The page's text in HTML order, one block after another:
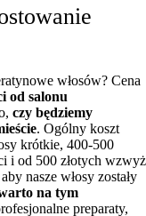
włosów? Cena
od salonu
czy będziemy
. Ogólny koszt
krótkie, 400-500
i od 500 złotych wzwyż
nasze włosy zostały
na tym
preparaty,